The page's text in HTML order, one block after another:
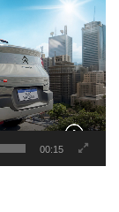
00:15